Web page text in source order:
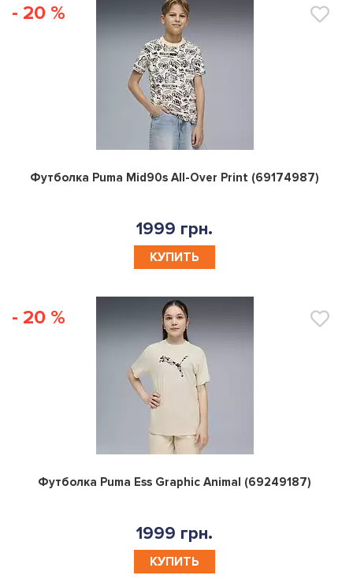
- 20 %
0
Футболка Puma Mid90s All-Over Print (69174987)
1999 грн.
КУПИТЬ
- 20 %
0
Футболка Puma Ess Graphic Animal (69249187)
1999 грн.
КУПИТЬ